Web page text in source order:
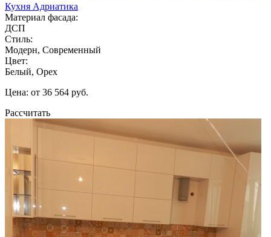
Кухня Адриатика
Материал фасада:
ДСП
Стиль:
Модерн, Современный
Цвет:
Белый, Орех
Цена: от 36 564 руб.
Рассчитать